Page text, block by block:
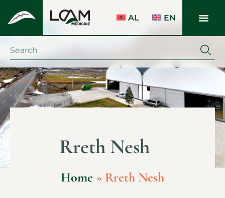
AL EN
Rreth Nesh
Home » Rreth Nesh